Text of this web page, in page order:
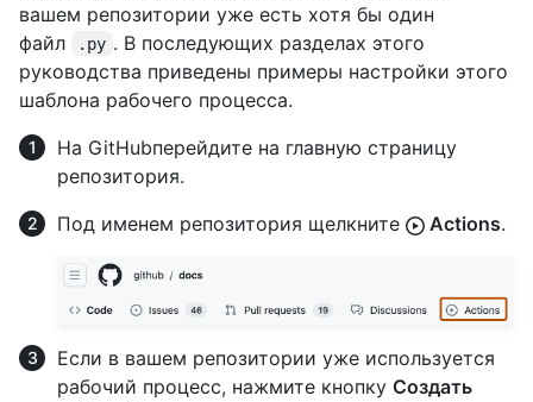
вашем репозитории уже есть хотя бы один
файл
.py . В последующих разделах этого
руководства приведены примеры настройки этого
шаблона рабочего процесса.
На GitHubперейдите на главную страницу
репозитория.
Под именем репозитория щелкните
Actions.
Если в вашем репозитории уже используется
рабочий процесс, нажмите кнопку Создать